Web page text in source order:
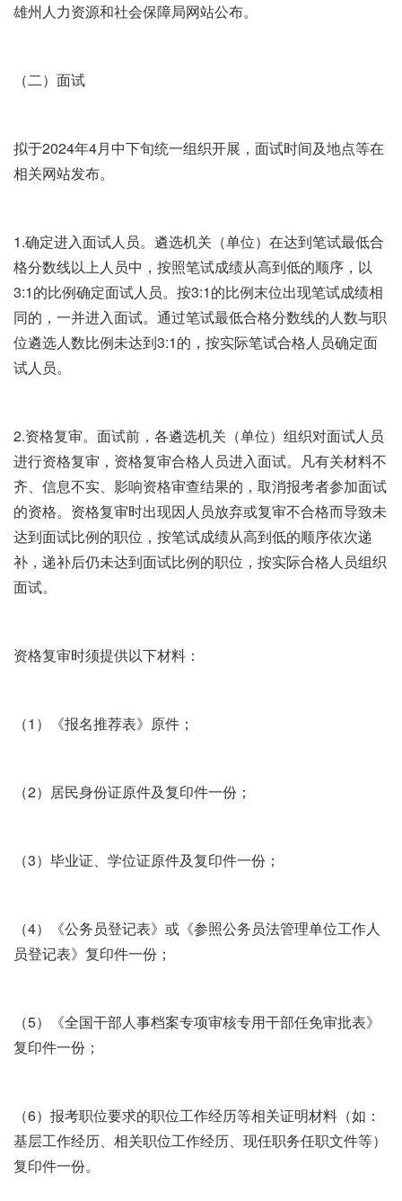
雄州人力资源和社会保障局网站公布。
（二）面试
拟于2024年4月中下旬统一组织开展，面试时间及地点等在
相关网站发布。
1.确定进入面试人员。遴选机关（单位）在达到笔试最低合
格分数线以上人员中，按照笔试成绩从高到低的顺序，以
3:1的比例确定面试人员。按3:1的比例末位出现笔试成绩相
同的，一并进入面试。通过笔试最低合格分数线的人数与职
位遴选人数比例未达到3:1的，按实际笔试合格人员确定面
试人员。
2.资格复审。面试前，各遴选机关（单位）组织对面试人员
进行资格复审，资格复审合格人员进入面试。凡有关材料不
齐、信息不实、影响资格审查结果的，取消报考者参加面试
的资格。资格复审时出现因人员放弃或复审不合格而导致未
达到面试比例的职位，按笔试成绩从高到低的顺序依次递
补，递补后仍未达到面试比例的职位，按实际合格人员组织
面试。
资格复审时须提供以下材料：
（1）《报名推荐表》原件；
（2）居民身份证原件及复印件一份；
（3）毕业证、学位证原件及复印件一份；
（4）《公务员登记表》或《参照公务员法管理单位工作人
员登记表》复印件一份；
（5）《全国干部人事档案专项审核专用干部任免审批表》
复印件一份；
（6）报考职位要求的职位工作经历等相关证明材料（如：
基层工作经历、相关职位工作经历、现任职务任职文件等）
复印件一份。